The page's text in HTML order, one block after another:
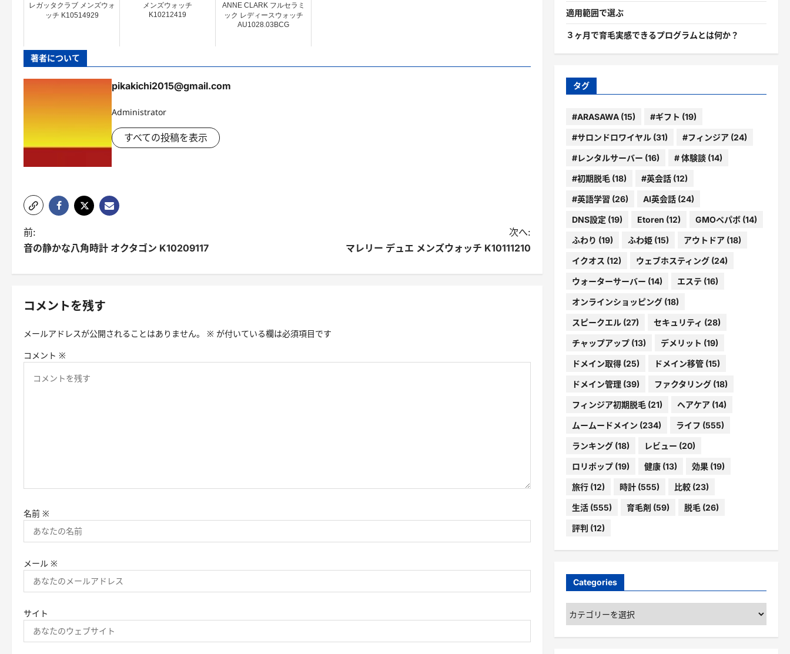
レガッタクラブ メンズウォ
ッチ K10514929
メンズウォッチ
K10212419
ANNE CLARK フルセラミ
ック レディースウォッチ
AU1028.03BCG
著者について
pikakichi2015@gmail.com
Administrator
すべての投稿を表示
ポ
ス
ト
ナ
ゲ
ー
シ
前:
音の静かな八角時計 オクタゴン K10209117
次へ:
マレリー デュエ メンズウォッチ K10111210
コメントを残す
メールアドレスが公開されることはありません。 ※ が付いている欄は必須項目です
コメント ※
名前 ※
メール ※
サイト
適用範囲で選ぶ
３ヶ月で育毛実感できるプログラムとは何か？
タグ
#ARASAWA(15) #ギフト (19)
#サロンドロワイヤル(31) #フィンジア(24)
#レンタルサーバー (16) # 体験談(14)
#初期脱毛(18) #英会話(12)
#英語学習 (26) AI英会話(24)
DNS設定 (19) Etoren (12) GMOペパボ(14)
ふわり (19) ふわ姫(15) アウトドア(18)
イクオス (12) ウェブホスティング(24)
ウォーターサーバー (14) エステ (16)
オンラインショッピング(18)
スピークエル(27) セキュリティ (28)
チャップアップ(13) デメリット (19)
ドメイン取得(25) ドメイン移管(15)
ドメイン管理(39) ファクタリング(18)
フィンジア初期脱毛(21) ヘアケア(14)
ムームードメイン (234) ライフ (555)
ランキング(18) レビュー (20)
ロリポップ(19) 健康(13) 効果(19)
旅行(12) 時計(555) 比較(23)
生活(555) 育毛剤 (59) 脱毛(26)
評判 (12)
Categories
Categories